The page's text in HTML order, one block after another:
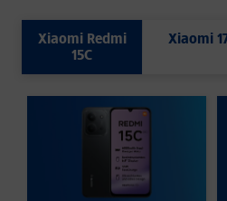
Xiaomi Redmi
15C
Xiaomi